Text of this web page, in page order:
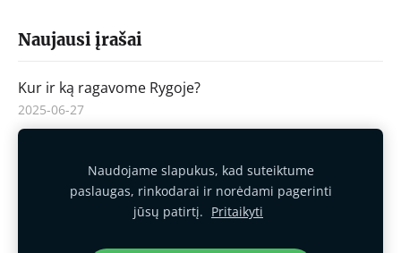
Naujausi įrašai
Kur ir ką ragavome Rygoje?
2025-06-27
Slapukai
Naudojame slapukus, kad suteiktume
paslaugas, rinkodarai ir norėdami pagerinti
jūsų patirtį. Pritaikyti